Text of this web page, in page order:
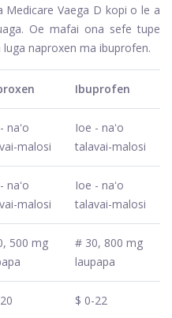
Medicare Vaega D kopi o le a
Oe mafai ona sefe tupe
luga naproxen ma ibuprofen.
Ibuprofen
naʻo
malosi
Ioe - naʻo
talavai-malosi
naʻo
malosi
Ioe - naʻo
talavai-malosi
500 mg
# 30, 800 mg
laupapa
$ 0-22